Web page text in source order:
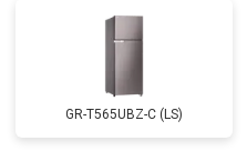
GR-T565UBZ-C (LS)